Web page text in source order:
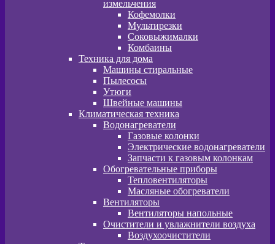
измельчения
Кофемолки
Мультирезки
Соковыжималки
Комбаины
Техника для дома
Машины стиральные
Пылесосы
Утюги
Швейные машины
Климатическая техника
Водонагреватели
Газовые колонки
Электрические водонагреватели
Запчасти к газовым колонкам
Обогревательные приборы
Тепловентиляторы
Масляные обогреватели
Вентиляторы
Вентиляторы напольные
Очистители и увлажнители воздуха
Воздухоочистители